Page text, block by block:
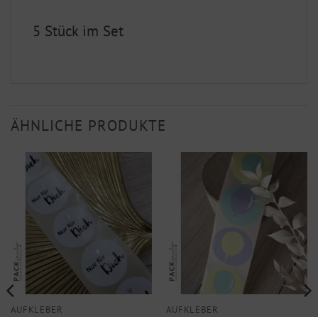
5 Stück im Set
ÄHNLICHE PRODUKTE
AUFKLEBER AUFKLEBER